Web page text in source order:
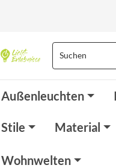
Außenleuchten
Stile Material
Wohnwelten